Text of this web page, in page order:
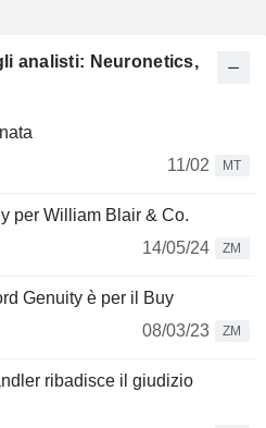
analisti: Neuronetics,
11/02
MT
per William Blair & Co.
14/05/24
ZM
Genuity è per il Buy
08/03/23
ZM
ribadisce il giudizio